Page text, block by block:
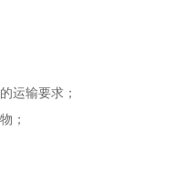
运输要求；
；